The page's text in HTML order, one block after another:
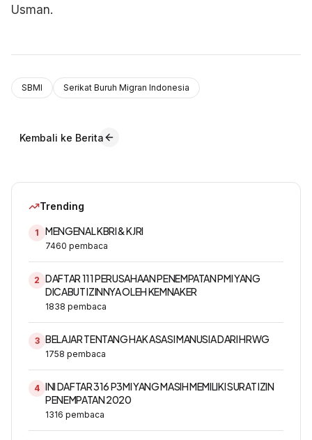
Usman.
SBMI Serikat Buruh Migran Indonesia
Kembali ke Berita
Trending
1 MENGENAL KBRI & KJRI
7460 pembaca
2 DAFTAR 111 PERUSAHAAN PENEMPATAN PMI YANG
DICABUT IZINNYA OLEH KEMNAKER
1838 pembaca
3 BELAJAR TENTANG HAK ASASI MANUSIA DARI HRWG
1758 pembaca
4 INI DAFTAR 316 P3MI YANG MASIH MEMILIKI SURAT IZIN
PENEMPATAN 2020
1316 pembaca